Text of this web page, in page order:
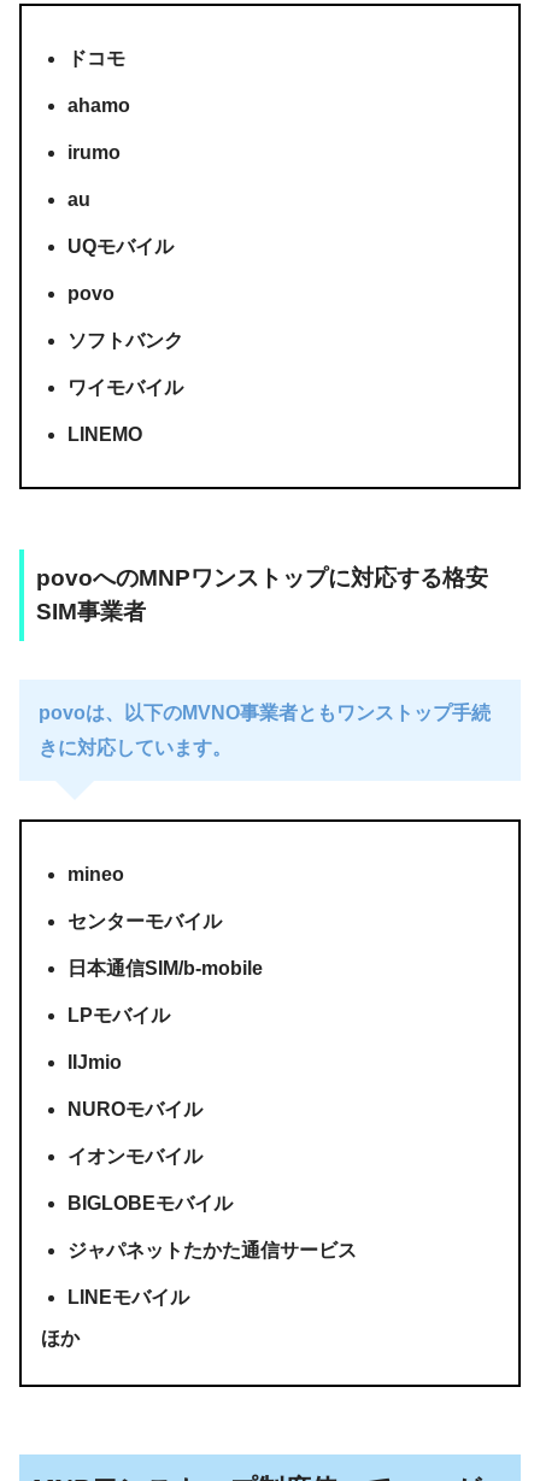
ドコモ
ahamo
irumo
au
UQモバイル
povo
ソフトバンク
ワイモバイル
LINEMO
povoへのMNPワンストップに対応する格安
SIM事業者
povoは、以下のMVNO事業者ともワンストップ手続
きに対応しています。
mineo
センターモバイル
日本通信SIM/b-mobile
LPモバイル
IIJmio
NUROモバイル
イオンモバイル
BIGLOBEモバイル
ジャパネットたかた通信サービス
LINEモバイル
ほか